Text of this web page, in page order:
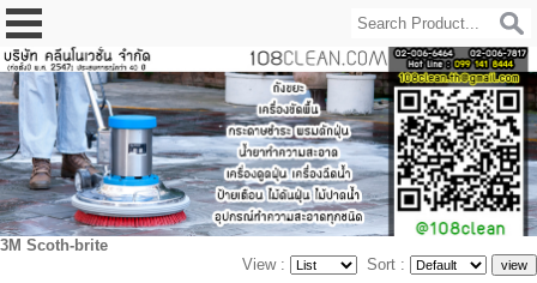
3M Scoth-brite
View :
Sort :